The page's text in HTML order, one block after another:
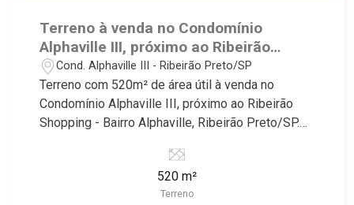
Terreno à venda no Condomínio
Alphaville III, próximo ao Ribeirão
Shopping - Ribeirão Preto/SP.
Cond. Alphaville III - Ribeirão Preto/SP
Terreno com 520m² de área útil à venda no
Condomínio Alphaville III, próximo ao Ribeirão
Shopping - Bairro Alphaville, Ribeirão Preto/SP.
Martinelli Imobiliária selecionou para você: -
520m² de área útil - Declive - Vista livre
permanente - Condomínio fechado - Portaria 24h
520 m²
Terreno